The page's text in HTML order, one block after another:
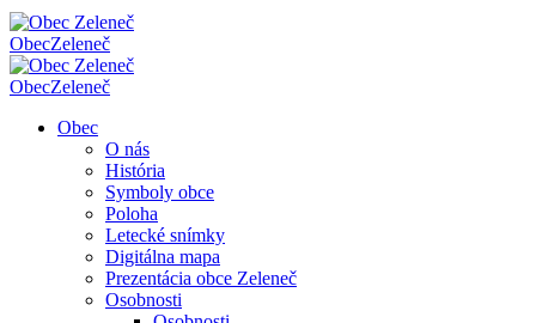
ObecZeleneč
ObecZeleneč
Obec
O nás
História
Symboly obce
Poloha
Letecké snímky
Digitálna mapa
Prezentácia obce Zeleneč
Osobnosti